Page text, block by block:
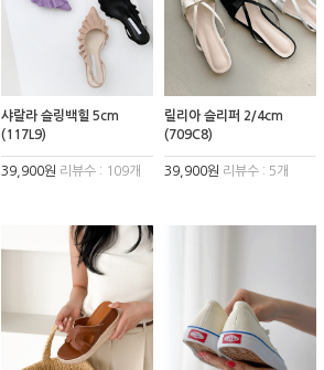
샤랄라 슬링백힐 5cm
(117L9)
39,900원 리뷰수 : 109개
릴리아 슬리퍼 2/4cm
(709C8)
39,900원 리뷰수 : 5개